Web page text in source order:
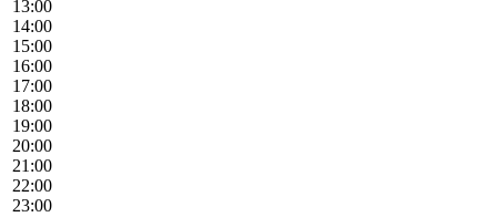
13:00
14:00
15:00
16:00
17:00
18:00
19:00
20:00
21:00
22:00
23:00